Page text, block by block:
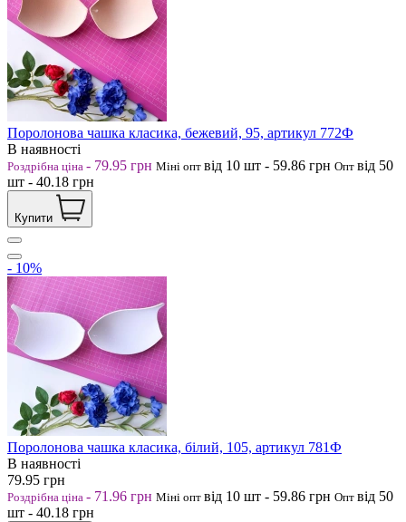
Поролонова чашка класика, бежевий, 95, артикул 772Ф
В наявності
Роздрібна ціна - 79.95 грн Міні опт від 10 шт - 59.86 грн Опт від 50
шт - 40.18 грн
Купити
- 10%
Поролонова чашка класика, білий, 105, артикул 781Ф
В наявності
79.95 грн
Роздрібна ціна - 71.96 грн Міні опт від 10 шт - 59.86 грн Опт від 50
шт - 40.18 грн